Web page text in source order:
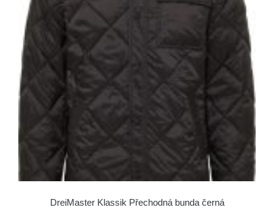
DreiMaster Klassik Přechodná bunda černá